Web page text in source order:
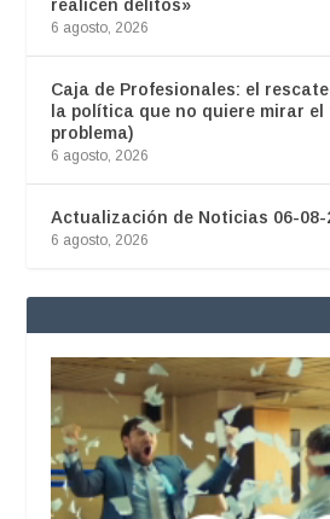
realicen delitos»
6 agosto, 2026
Caja de Profesionales: el
la política que no quiere mirar el
problema)
6 agosto, 2026
Actualización de Noticias 06-08-
6 agosto, 2026